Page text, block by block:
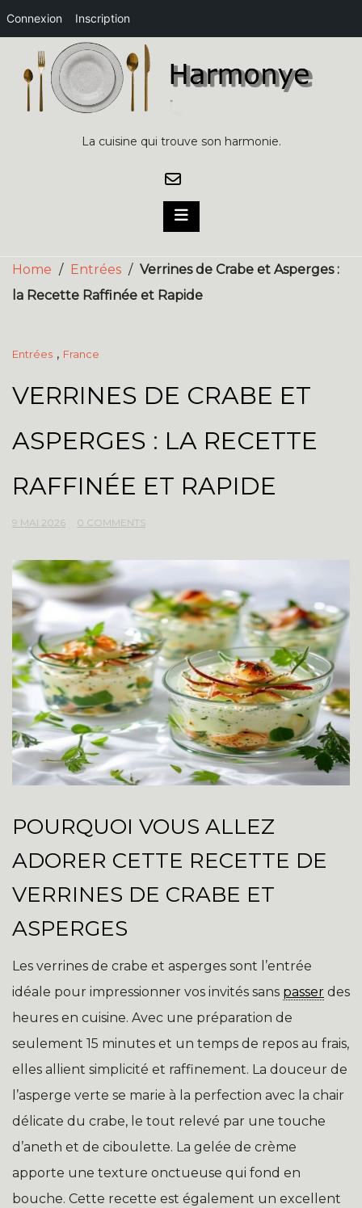
Connexion Inscription
content
La cuisine qui trouve son harmonie.
Home / Entrées / Verrines de Crabe et Asperges :
la Recette Raffinée et Rapide
Entrées , France
VERRINES DE CRABE ET
ASPERGES : LA RECETTE
RAFFINÉE ET RAPIDE
9 MAI 2026 0 COMMENTS
POURQUOI VOUS ALLEZ
ADORER CETTE RECETTE DE
VERRINES DE CRABE ET
ASPERGES
Les verrines de crabe et asperges sont l’entrée
idéale pour impressionner vos invités sans passer des
heures en cuisine. Avec une préparation de
seulement 15 minutes et un temps de repos au frais,
elles allient simplicité et raffinement. La douceur de
l’asperge verte se marie à la perfection avec la chair
délicate du crabe, le tout relevé par une touche
d’aneth et de ciboulette. La gelée de crème
apporte une texture onctueuse qui fond en
bouche. Cette recette est également un excellent